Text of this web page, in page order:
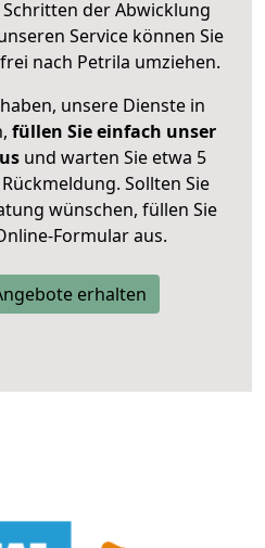
der Abwicklung
Service können Sie
nach Petrila umziehen.
unsere Dienste in
füllen Sie einfach unser
und warten Sie etwa 5
Sollten Sie
wünschen, füllen Sie
Formular aus.
erhalten